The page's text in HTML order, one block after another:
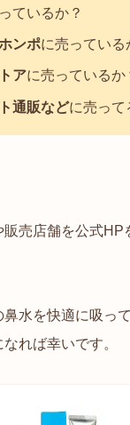
ているか？
ンポに売っている
アに売っているか
通販などに売って
売店舗を公式HP
水を快適に吸っ
れば幸いです。